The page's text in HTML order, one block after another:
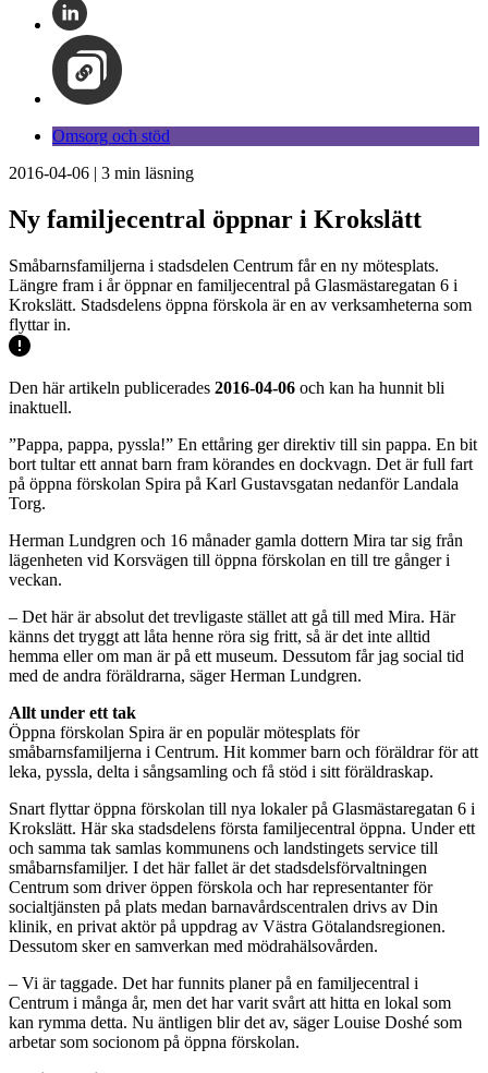
Omsorg och stöd
2016-04-06 | 3 min läsning
Ny familjecentral öppnar i Krokslätt
Småbarnsfamiljerna i stadsdelen Centrum får en ny mötesplats.
Längre fram i år öppnar en familjecentral på Glasmästaregatan 6 i
Krokslätt. Stadsdelens öppna förskola är en av verksamheterna som
flyttar in.
Den här artikeln publicerades 2016-04-06 och kan ha hunnit bli
inaktuell.
”Pappa, pappa, pyssla!” En ettåring ger direktiv till sin pappa. En bit
bort tultar ett annat barn fram körandes en dockvagn. Det är full fart
på öppna förskolan Spira på Karl Gustavsgatan nedanför Landala
Torg.
Herman Lundgren och 16 månader gamla dottern Mira tar sig från
lägenheten vid Korsvägen till öppna förskolan en till tre gånger i
veckan.
– Det här är absolut det trevligaste stället att gå till med Mira. Här
känns det tryggt att låta henne röra sig fritt, så är det inte alltid
hemma eller om man är på ett museum. Dessutom får jag social tid
med de andra föräldrarna, säger Herman Lundgren.
Allt under ett tak
Öppna förskolan Spira är en populär mötesplats för
småbarnsfamiljerna i Centrum. Hit kommer barn och föräldrar för att
leka, pyssla, delta i sångsamling och få stöd i sitt föräldraskap.
Snart flyttar öppna förskolan till nya lokaler på Glasmästaregatan 6 i
Krokslätt. Här ska stadsdelens första familjecentral öppna. Under ett
och samma tak samlas kommunens och landstingets service till
småbarnsfamiljer. I det här fallet är det stadsdelsförvaltningen
Centrum som driver öppen förskola och har representanter för
socialtjänsten på plats medan barnavårdscentralen drivs av Din
klinik, en privat aktör på uppdrag av Västra Götalandsregionen.
Dessutom sker en samverkan med mödrahälsovården.
– Vi är taggade. Det har funnits planer på en familjecentral i
Centrum i många år, men det har varit svårt att hitta en lokal som
kan rymma detta. Nu äntligen blir det av, säger Louise Doshé som
arbetar som socionom på öppna förskolan.